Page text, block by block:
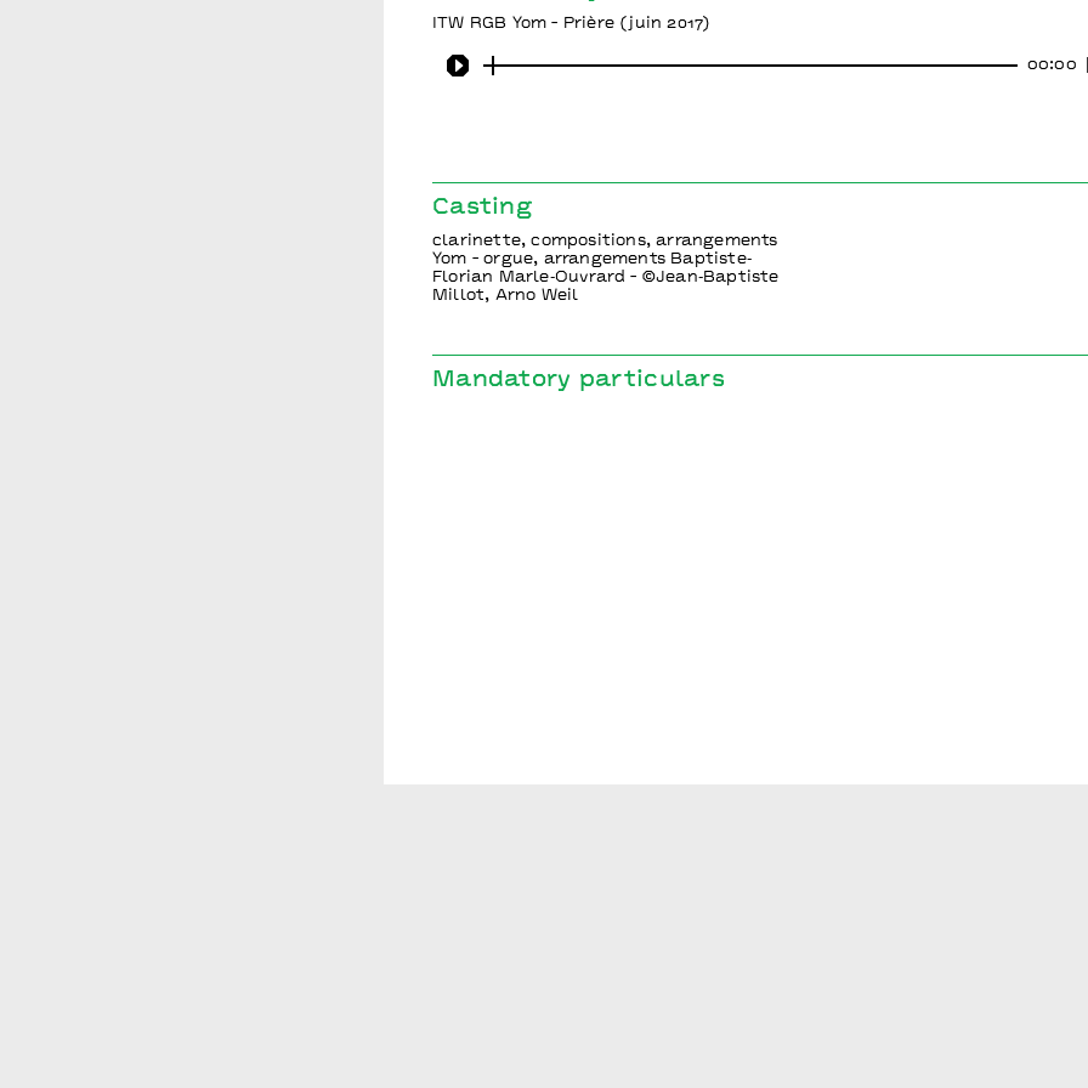
ITW RGB Yom - Prière (juin 2017)
00:00
Casting
clarinette, compositions, arrangements
Yom - orgue, arrangements Baptiste‐
Florian Marle‐Ouvrard - ©Jean‐Baptiste
Millot, Arno Weil
Mandatory particulars